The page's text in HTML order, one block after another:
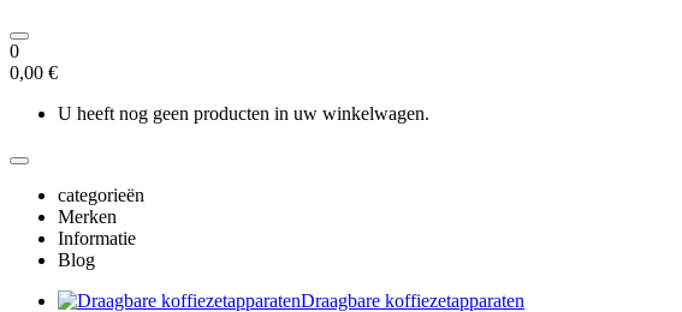
0
0,00 €
U heeft nog geen producten in uw winkelwagen.
categorieën
Merken
Informatie
Blog
Draagbare koffiezetapparaten